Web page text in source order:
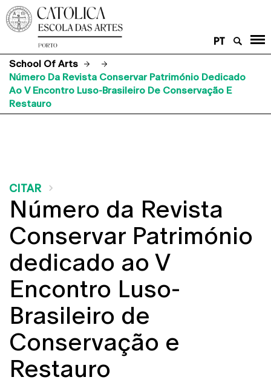
PT
School Of Arts
Número Da Revista Conservar Património Dedicado
Ao V Encontro Luso-Brasileiro De Conservação E
Restauro
CITAR
Número da Revista
Conservar Património
dedicado ao V
Encontro Luso-
Brasileiro de
Conservação e
Restauro